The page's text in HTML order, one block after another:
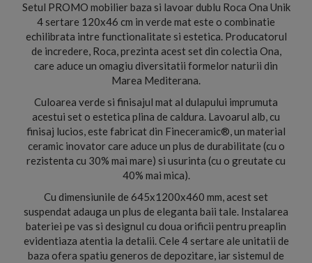
Setul PROMO mobilier baza si lavoar dublu Roca Ona Unik
4 sertare 120x46 cm in verde mat este o combinatie
echilibrata intre functionalitate si estetica. Producatorul
de incredere, Roca, prezinta acest set din colectia Ona,
care aduce un omagiu diversitatii formelor naturii din
Marea Mediterana.
Culoarea verde si finisajul mat al dulapului imprumuta
acestui set o estetica plina de caldura. Lavoarul alb, cu
finisaj lucios, este fabricat din Fineceramic®, un material
ceramic inovator care aduce un plus de durabilitate (cu o
rezistenta cu 30% mai mare) si usurinta (cu o greutate cu
40% mai mica).
Cu dimensiunile de 645x1200x460 mm, acest set
suspendat adauga un plus de eleganta baii tale. Instalarea
bateriei pe vas si designul cu doua orificii pentru preaplin
evidentiaza atentia la detalii. Cele 4 sertare ale unitatii de
baza ofera spatiu generos de depozitare, iar sistemul de